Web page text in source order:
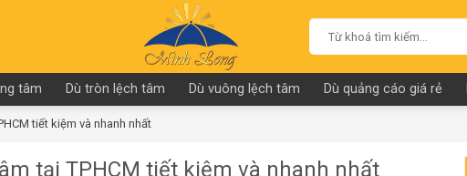
Search
tâm Dù tròn lệch tâm Dù vuông lệch tâm Dù quảng cáo giá rẻ
tiết kiệm và nhanh nhất
tại TPHCM tiết kiệm và nhanh nhất